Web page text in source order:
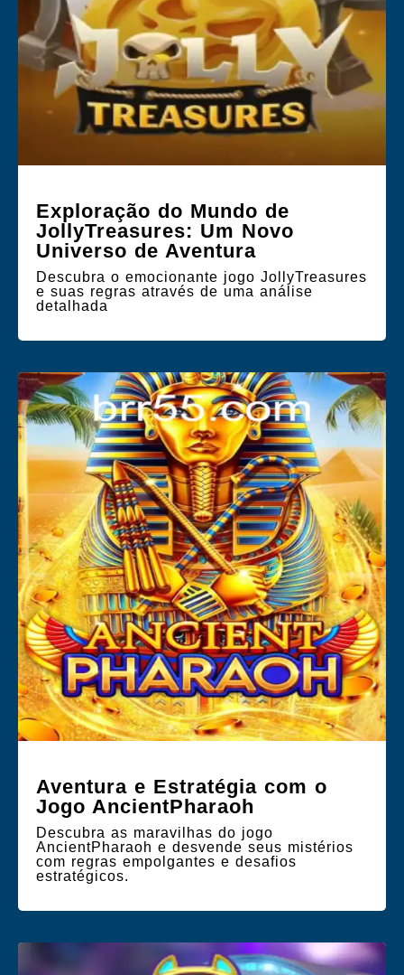
Exploração do Mundo de
JollyTreasures: Um Novo
Universo de Aventura
Descubra o emocionante jogo JollyTreasures
e suas regras através de uma análise
detalhada
Aventura e Estratégia com o
Jogo AncientPharaoh
Descubra as maravilhas do jogo
AncientPharaoh e desvende seus mistérios
com regras empolgantes e desafios
estratégicos.